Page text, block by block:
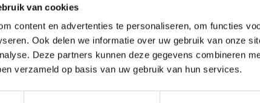
van cookies
content en advertenties te personaliseren, om functies
Ook delen we informatie over uw gebruik van onze
Deze partners kunnen deze gegevens combineren
verzameld op basis van uw gebruik van hun services.